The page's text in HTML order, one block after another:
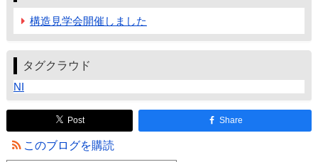
構造見学会開催しました
タグクラウド
NI
Post Share
このブログを購読